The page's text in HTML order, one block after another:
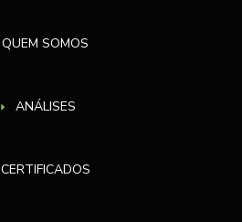
QUEM SOMOS
ANÁLISES
CERTIFICADOS